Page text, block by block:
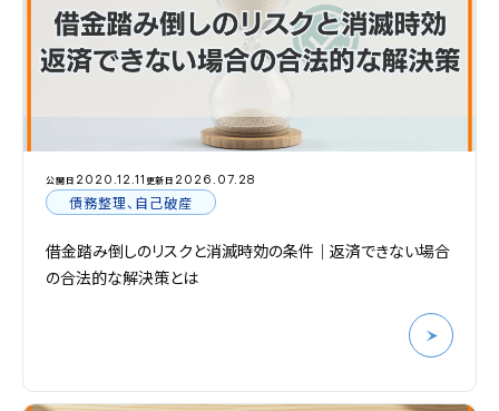
公開日 2020.12.11 更新日 2026.07.28
債務整理、自己破産
借金踏み倒しのリスクと消滅時効の条件｜返済できない場合
の合法的な解決策とは